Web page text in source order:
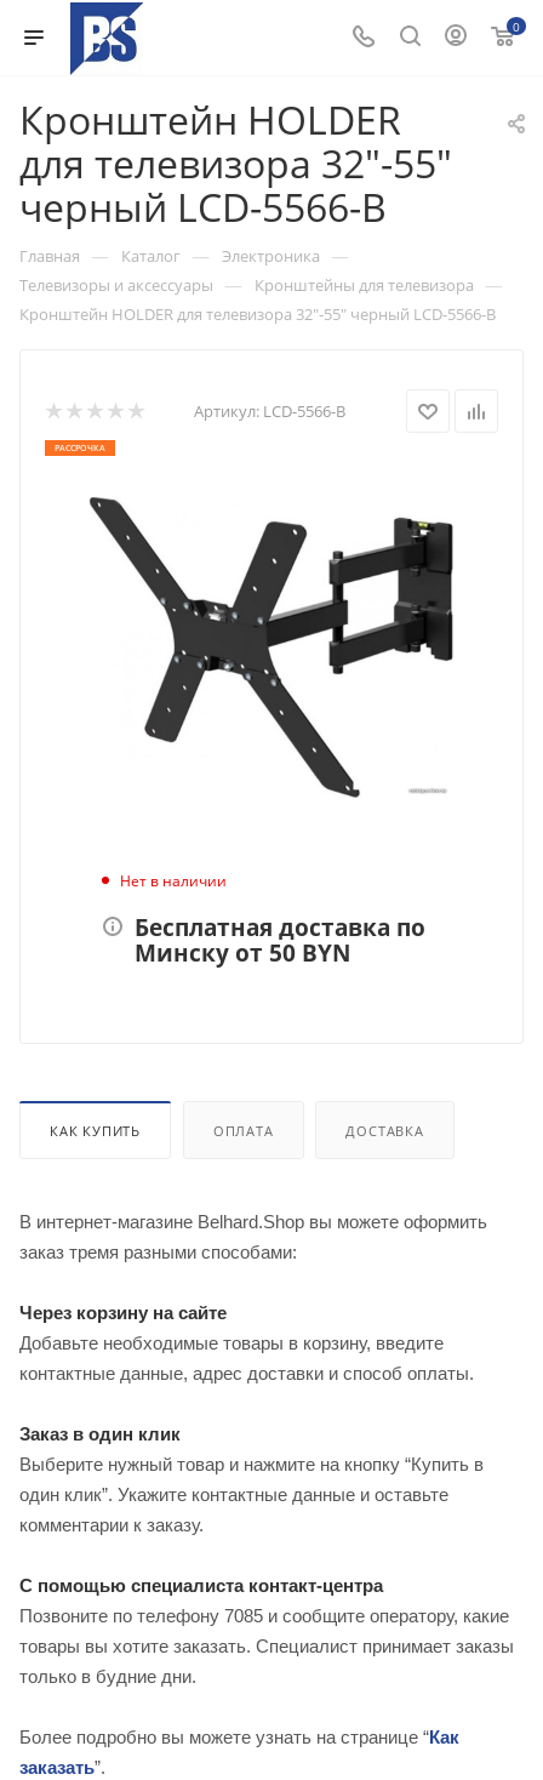
0
Кронштейн HOLDER
для телевизора 32"-55"
черный LCD-5566-B
Главная — Каталог — Электроника —
Телевизоры и аксессуары — Кронштейны для телевизора —
Кронштейн HOLDER для телевизора 32"-55" черный LCD-5566-B
Артикул: LCD-5566-B
РАССРОЧКА
Нет в наличии
Бесплатная доставка по
Минску от 50 BYN
КАК КУПИТЬ ОПЛАТА ДОСТАВКА
В интернет-магазине Belhard.Shop вы можете оформить
заказ тремя разными способами:
Через корзину на сайте
Добавьте необходимые товары в корзину, введите
контактные данные, адрес доставки и способ оплаты.
Заказ в один клик
Выберите нужный товар и нажмите на кнопку “Купить в
один клик”. Укажите контактные данные и оставьте
комментарии к заказу.
С помощью специалиста контакт-центра
Позвоните по телефону 7085 и сообщите оператору, какие
товары вы хотите заказать. Специалист принимает заказы
только в будние дни.
Более подробно вы можете узнать на странице “Как
заказать”.